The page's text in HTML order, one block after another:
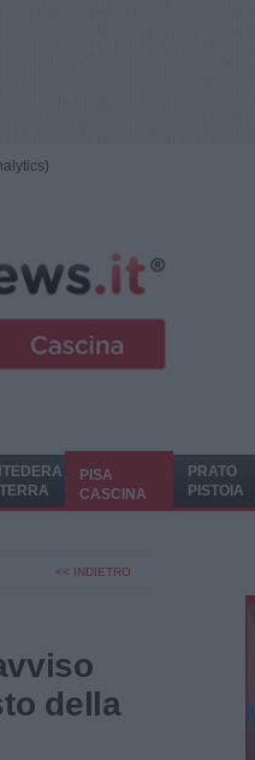
PISA
CASCINA
PRATO
PISTOIA
<< INDIETRO
della